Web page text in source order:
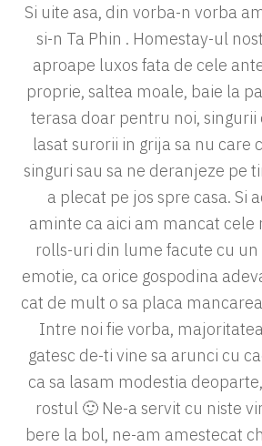
Si uite asa, din vorba-n vorba
si-n Ta Phin . Homestay-ul
aproape luxos fata de cele
proprie, saltea moale, baie la
terasa doar pentru noi, singurii
lasat surorii in grija sa nu care
singuri sau sa ne deranjeze pe
a plecat pe jos spre casa. Si
aminte ca aici am mancat cele
rolls-uri din lume facute cu un
emotie, ca orice gospodina
cat de mult o sa placa
Intre noi fie vorba,
gatesc de-ti vine sa arunci cu
ca sa lasam modestia
rostul 🙂 Ne-a servit cu niste
bere la bol, ne-am amestecat